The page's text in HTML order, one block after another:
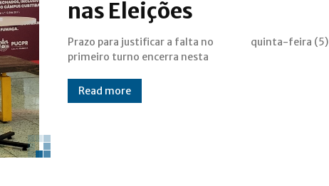
nas Eleições
Prazo para justificar a falta no
primeiro turno encerra nesta
quinta-feira (5)
Read more